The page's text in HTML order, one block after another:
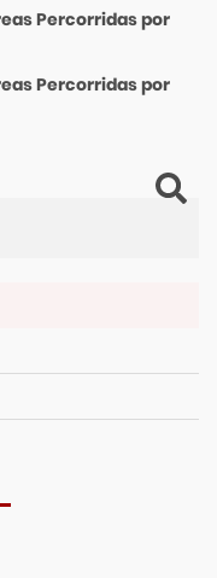
Percorridas por
Percorridas por